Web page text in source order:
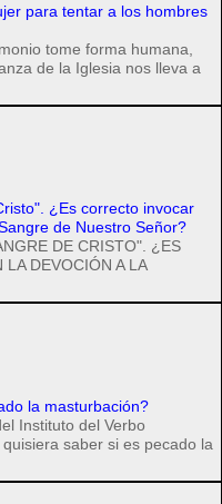
para tentar a los hombres
tome forma humana,
de la Iglesia nos lleva a
¿Es correcto invocar
de Nuestro Señor?
DE CRISTO". ¿ES
DEVOCIÓN A LA
la masturbación?
Instituto del Verbo
saber si es pecado la